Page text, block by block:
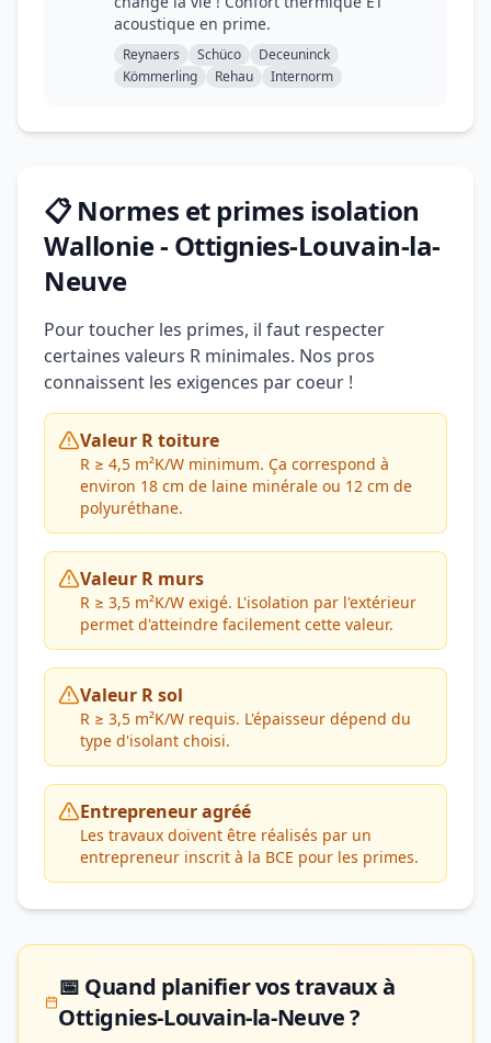
acoustique en prime.
Reynaers Schüco
Deceuninck
Kömmerling
Rehau Internorm
📋 Normes et primes isolation
Wallonie - Ottignies-Louvain-la-
Neuve
Pour toucher les primes, il faut respecter
certaines valeurs R minimales. Nos pros
connaissent les exigences par coeur !
Valeur R toiture
R ≥ 4,5 m²K/W minimum. Ça correspond à
environ 18 cm de laine minérale ou 12 cm de
polyuréthane.
Valeur R murs
R ≥ 3,5 m²K/W exigé. L'isolation par l'extérieur
permet d'atteindre facilement cette valeur.
Valeur R sol
R ≥ 3,5 m²K/W requis. L'épaisseur dépend du
type d'isolant choisi.
Entrepreneur agréé
Les travaux doivent être réalisés par un
entrepreneur inscrit à la BCE pour les primes.
📅 Quand planifier vos travaux à
Ottignies-Louvain-la-Neuve ?